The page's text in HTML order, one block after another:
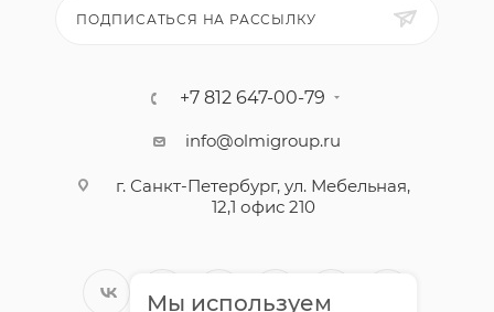
ПОДПИСАТЬСЯ НА РАССЫЛКУ
+7 812 647-00-79
info@olmigroup.ru
г. Санкт-Петербург, ул. Мебельная,
12,1 офис 210
Мы используем